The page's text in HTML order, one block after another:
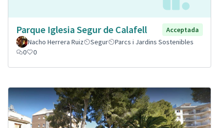
Parque Iglesia Segur de Calafell
Acceptada
Nacho Herrera Ruiz
Segur
Parcs i Jardins Sostenibles
0
0